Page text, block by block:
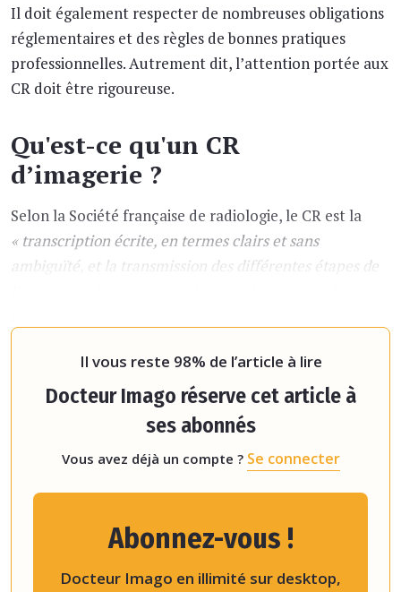
Il doit également respecter de nombreuses obligations
réglementaires et des règles de bonnes pratiques
professionnelles. Autrement dit, l’attention portée aux
CR doit être rigoureuse.
Qu'est-ce qu'un CR
d’imagerie ?
Selon la Société française de radiologie, le CR est la
« transcription écrite, en termes clairs et sans
ambiguïté, et la transmission des différentes étapes de
Il vous reste 98% de l’article à lire
Docteur Imago réserve cet article à
ses abonnés
Vous avez déjà un compte ? Se connecter
Abonnez-vous !
Docteur Imago en illimité sur desktop,